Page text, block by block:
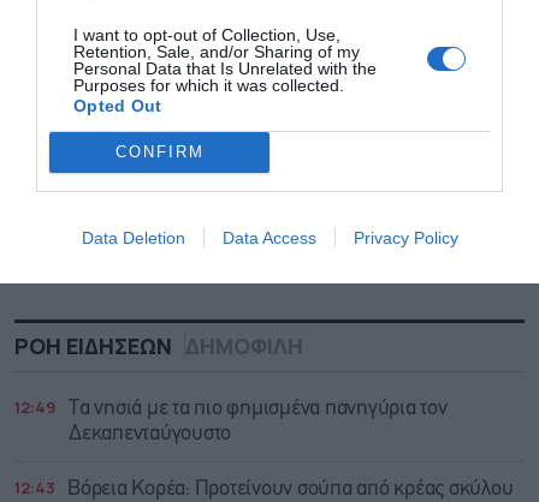
I want to opt-out of Collection, Use,
Retention, Sale, and/or Sharing of my
Personal Data that Is Unrelated with the
Purposes for which it was collected.
Opted Out
CONFIRM
Data Deletion Data Access Privacy Policy
ΡΟΗ ΕΙΔΗΣΕΩΝ ΔΗΜΟΦΙΛΗ
12:49
Τα νησιά με τα πιο φημισμένα πανηγύρια τον
Δεκαπενταύγουστο
12:43
Βόρεια Κορέα: Προτείνουν σούπα από κρέας σκύλου